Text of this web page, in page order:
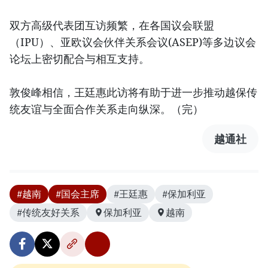
双方高级代表团互访频繁，在各国议会联盟
（IPU）、亚欧议会伙伴关系会议(ASEP)等多边议会
论坛上密切配合与相互支持。
敦俊峰相信，王廷惠此访将有助于进一步推动越保传
统友谊与全面合作关系走向纵深。（完）
越通社
#越南 #国会主席 #王廷惠
#保加利亚
#传统友好关系
保加利亚 越南